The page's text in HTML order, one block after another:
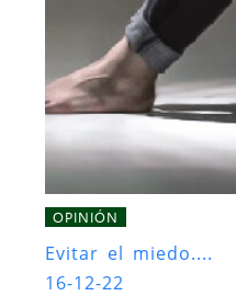
OPINIÓN
Evitar el miedo....
16-12-22